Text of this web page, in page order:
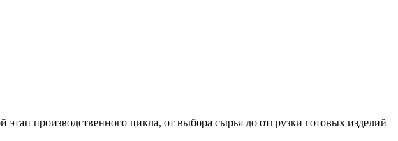
производственного цикла, от выбора сырья до отгрузки готовых изделий